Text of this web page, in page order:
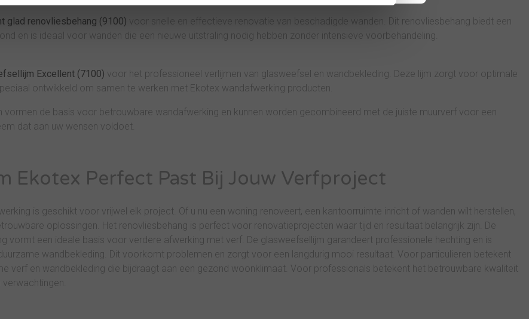
glad renovliesbehang (9100) voor snelle en effectieve renovatie van beschadigde wanden. Dit renovliesbehang biedt een
en is ideaal voor wanden die een nieuwe uitstraling nodig hebben zonder intensieve voorbehandeling.
Excellent (7100) voor het professioneel verlijmen van glasweefsel en wandbekleding. Deze lijm zorgt voor optimale
ontwikkeld om samen te werken met Ekotex wandafwerking producten.
vormen de basis voor betrouwbare wandafwerking en kunnen worden gecombineerd met de juiste muurverf voor een
dat aan uw wensen voldoet.
Ekotex Perfect Past Bij Jouw Verfproject
is geschikt voor vrijwel elk project. Of u nu een woning renoveert, een kantoorruimte inricht of wanden wilt herstellen,
oplossingen. Het renovliesbehang is perfect voor renovatieprojecten waar tijd en resultaat belangrijk zijn. De
vormt een ideale basis voor verdere afwerking met verf. De glasweefsellijm garandeert professionele hechting en is
wandbekleding. Dit voorkomt problemen en zorgt voor een langdurig mooi resultaat. Voor particulieren betekent
verf en wandbekleding die bijdraagt aan een gezond woonklimaat. Voor professionals betekent het betrouwbare kwaliteit